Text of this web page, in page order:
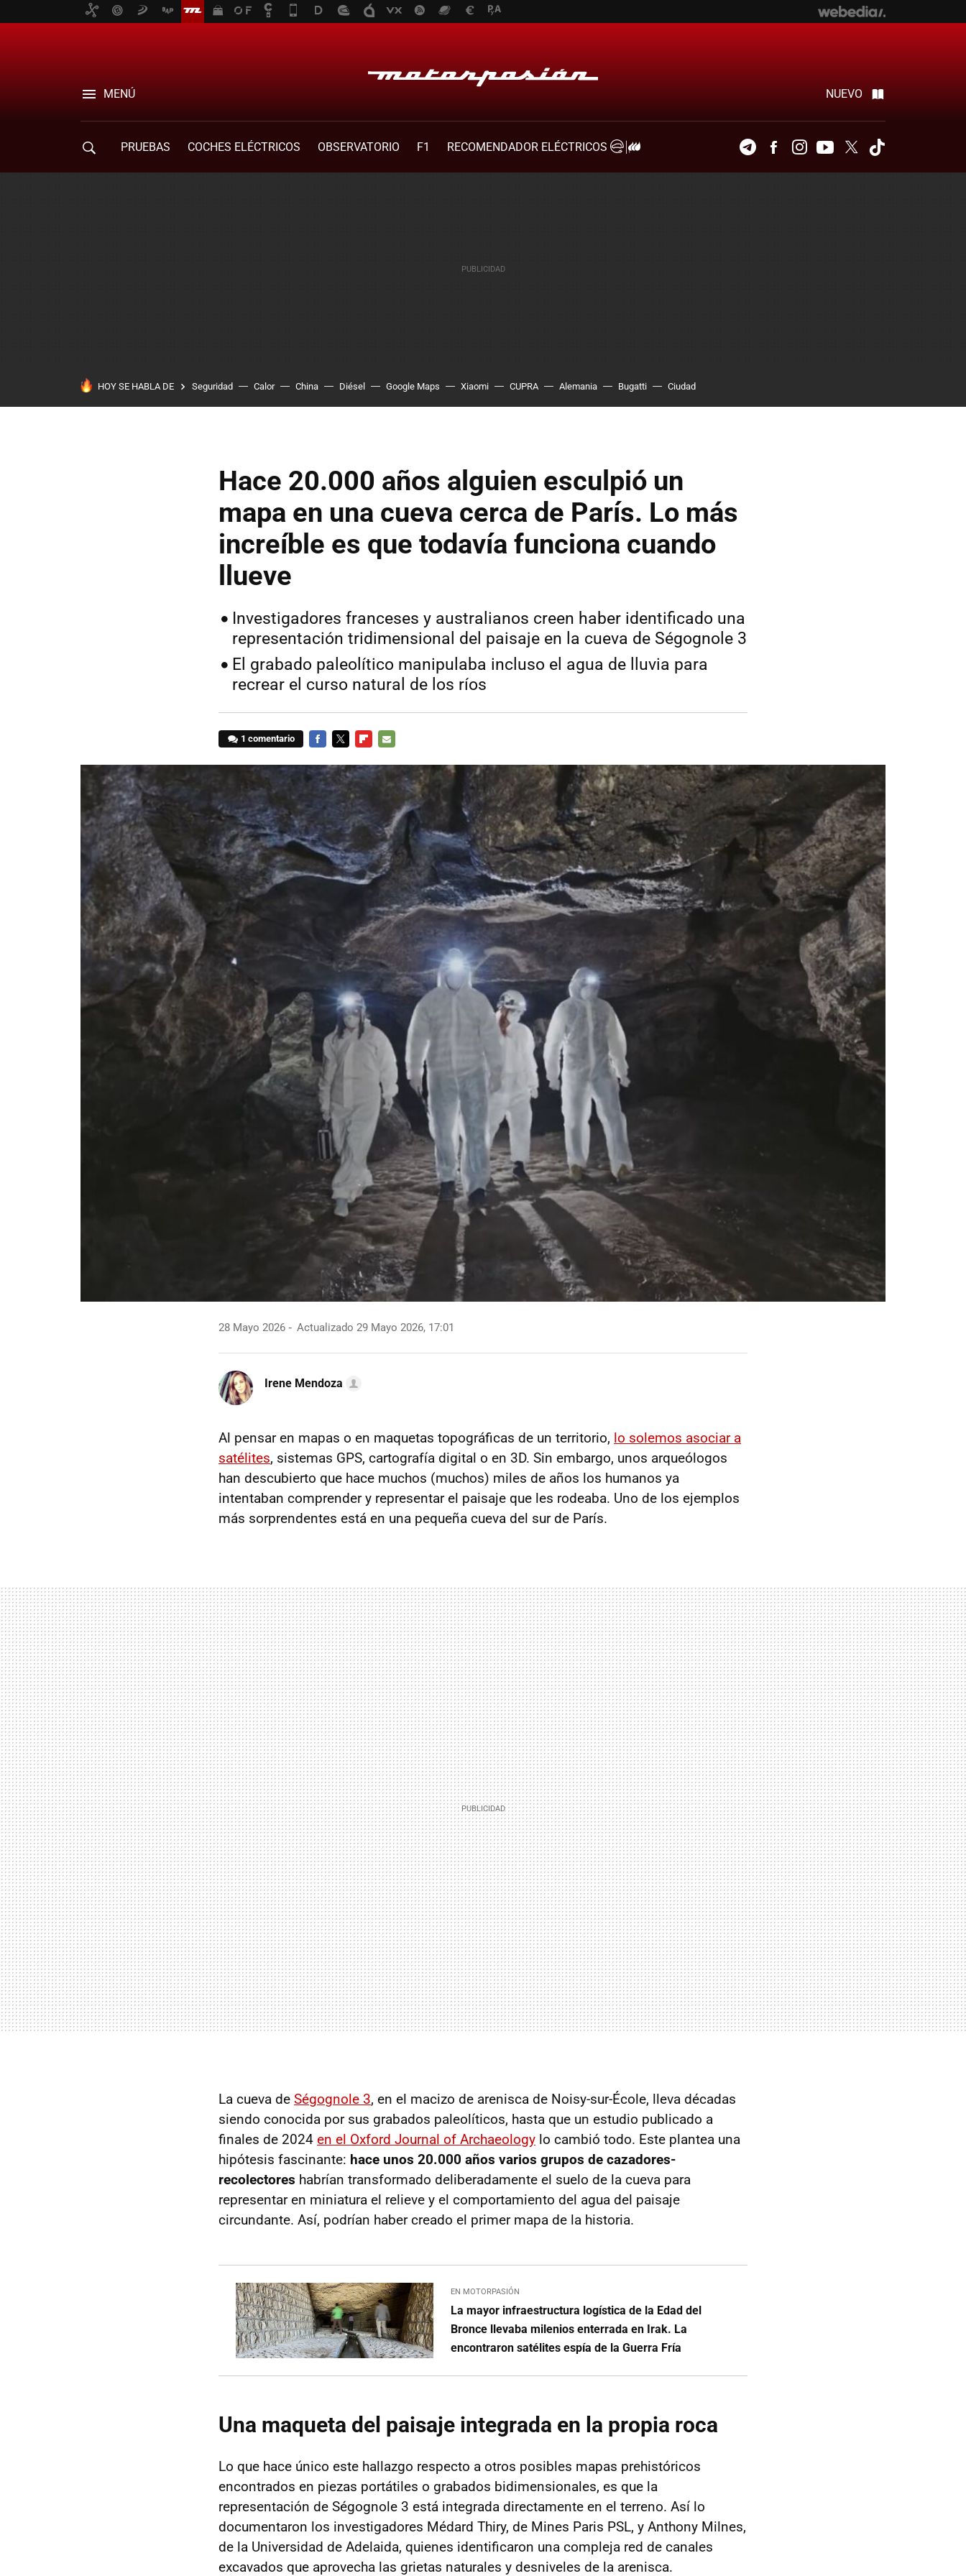
MENÚ NUEVO
PRUEBAS COCHES ELÉCTRICOS OBSERVATORIO F1
RECOMENDADOR ELÉCTRICOS
TelegramFacebookInstagramYoutubeTwitter
HOY SE HABLA DE Seguridad Calor China Diésel Google Maps Xiaomi CUPRA Alemania Bugatti Ciudad
Hace 20.000 años alguien esculpió un
mapa en una cueva cerca de París. Lo más
increíble es que todavía funciona cuando
llueve
Investigadores franceses y australianos creen haber identificado una
representación tridimensional del paisaje en la cueva de Ségognole 3
El grabado paleolítico manipulaba incluso el agua de lluvia para
recrear el curso natural de los ríos
1 comentario
MAIL
28 Mayo 2026 Actualizado 29 Mayo 2026, 17:01
Irene Mendoza
Al pensar en mapas o en maquetas topográficas de un territorio, lo solemos asociar a
satélites, sistemas GPS, cartografía digital o en 3D. Sin embargo, unos arqueólogos
han descubierto que hace muchos (muchos) miles de años los humanos ya
intentaban comprender y representar el paisaje que les rodeaba. Uno de los ejemplos
más sorprendentes está en una pequeña cueva del sur de París.
La cueva de Ségognole 3, en el macizo de arenisca de Noisy-sur-École, lleva décadas
siendo conocida por sus grabados paleolíticos, hasta que un estudio publicado a
finales de 2024 en el Oxford Journal of Archaeology lo cambió todo. Este plantea una
hipótesis fascinante: hace unos 20.000 años varios grupos de cazadores-
recolectores habrían transformado deliberadamente el suelo de la cueva para
representar en miniatura el relieve y el comportamiento del agua del paisaje
circundante. Así, podrían haber creado el primer mapa de la historia.
EN MOTORPASIÓN
La mayor infraestructura logística de la Edad del
Bronce llevaba milenios enterrada en Irak. La
encontraron satélites espía de la Guerra Fría
Una maqueta del paisaje integrada en la propia roca
Lo que hace único este hallazgo respecto a otros posibles mapas prehistóricos
encontrados en piezas portátiles o grabados bidimensionales, es que la
representación de Ségognole 3 está integrada directamente en el terreno. Así lo
documentaron los investigadores Médard Thiry, de Mines Paris PSL, y Anthony Milnes,
de la Universidad de Adelaida, quienes identificaron una compleja red de canales
excavados que aprovecha las grietas naturales y desniveles de la arenisca.